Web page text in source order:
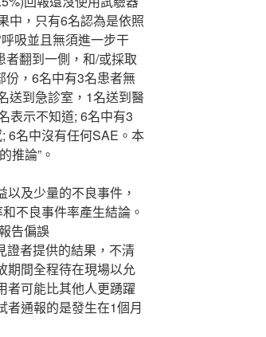
中，只有6名認為是依照
吸並且無須進一步干
翻到一側，和/或採取
，6名中有3名患者無
送到急診室，1名送到醫
表示不知道; 6名中有3
6名中沒有任何SAE。本
推論”。
及少量的不良事件，
不良事件率產生結論。
告偏誤
證者提供的結果，不清
期間全程待在現場以允
者可能比其他人更踴躍
者通報的是發生在1個月